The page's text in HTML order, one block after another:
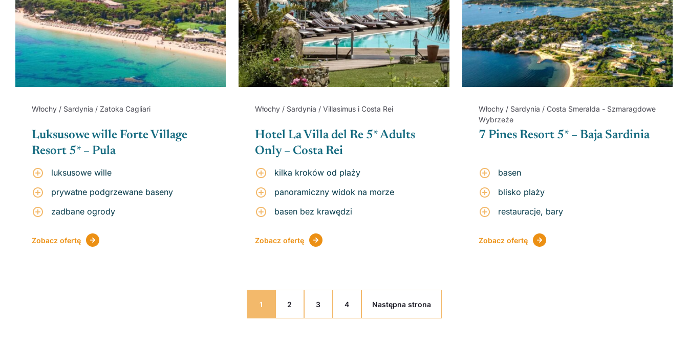
Włochy / Sardynia / Zatoka Cagliari
Luksusowe wille Forte Village
Resort 5* – Pula
luksusowe wille
prywatne podgrzewane baseny
zadbane ogrody
Zobacz ofertę
Włochy / Sardynia / Villasimus i Costa Rei
Hotel La Villa del Re 5* Adults
Only – Costa Rei
kilka kroków od plaży
panoramiczny widok na morze
basen bez krawędzi
Zobacz ofertę
Włochy / Sardynia / Costa Smeralda - Szmaragdowe
Wybrzeże
7 Pines Resort 5* – Baja Sardinia
basen
blisko plaży
restauracje, bary
Zobacz ofertę
1 2 3 4 Następna strona